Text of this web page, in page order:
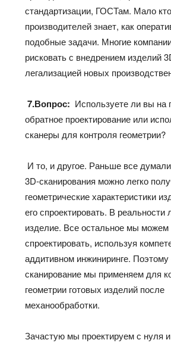
стандартизации, ГОСТам. Мало
производителей знает, как
подобные задачи. Многие
рисковать с внедрением изделий
легализацией новых
7.Вопрос: Используете ли вы на
обратное проектирование или
сканеры для контроля геометрии?
И то, и другое. Раньше все
3D-сканирования можно легко
геометрические характеристики
его спроектировать. В реальности
изделие. Все остальное мы
спроектировать, используя
аддитивном инжиниринге.
сканирование мы применяем для
геометрии готовых изделий после
механообработки.
Зачастую мы проектируем с нуля